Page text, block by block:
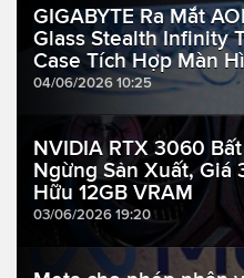
GIGABYTE Ra Mắt
Glass Stealth Infinity
Case Tích Hợp Màn
04/06/2026 10:25
NVIDIA RTX 3060
Ngừng Sản Xuất, Giá
Hữu 12GB VRAM
03/06/2026 19:20